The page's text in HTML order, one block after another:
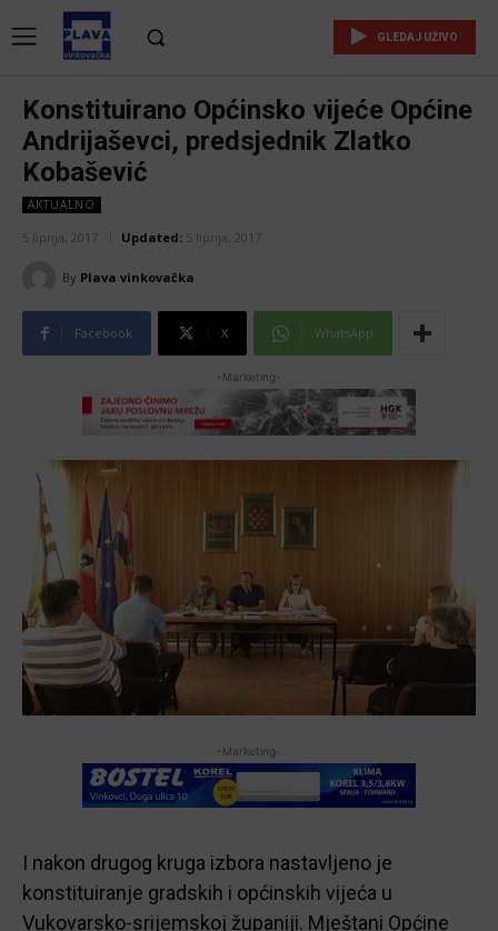
GLEDAJ UŽIVO
Konstituirano Općinsko vijeće Općine
Andrijaševci, predsjednik Zlatko
Kobašević
AKTUALNO
5 lipnja, 2017 Updated: 5 lipnja, 2017
By Plava vinkovačka
Facebook X WhatsApp
-Marketing-
-Marketing-
I nakon drugog kruga izbora nastavljeno je
konstituiranje gradskih i općinskih vijeća u
Vukovarsko-srijemskoj županiji. Mještani Općine